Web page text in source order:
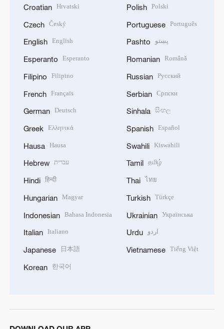
Croatian Hrvatski
Czech Český
English English
Esperanto Esperanto
Filipino Filipino
French Français
German Deutsch
Greek Ελληνικά
Hausa Hausa
Hebrew עברית
Hindi हिन्दी
Hungarian Magyar
Indonesian Bahasa Indonesia
Italian Italiano
Japanese 日本語
Korean 한국어
Polish Polski
Portuguese Português
Pashto پښتو
Romanian Română
Russian Русский
Serbian Српски
Sinhala සිංහල
Spanish Español
Swahili Kiswahili
Tamil தமிழ்
Thai ไทย
Turkish Türkçe
Ukrainian Українська
Urdu اردو
Vietnamese Tiếng Việt